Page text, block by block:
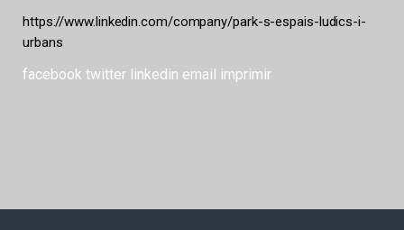
https://www.linkedin.com/company/park-s-espais-ludics-i-
urbans
facebook twitter linkedin email imprimir